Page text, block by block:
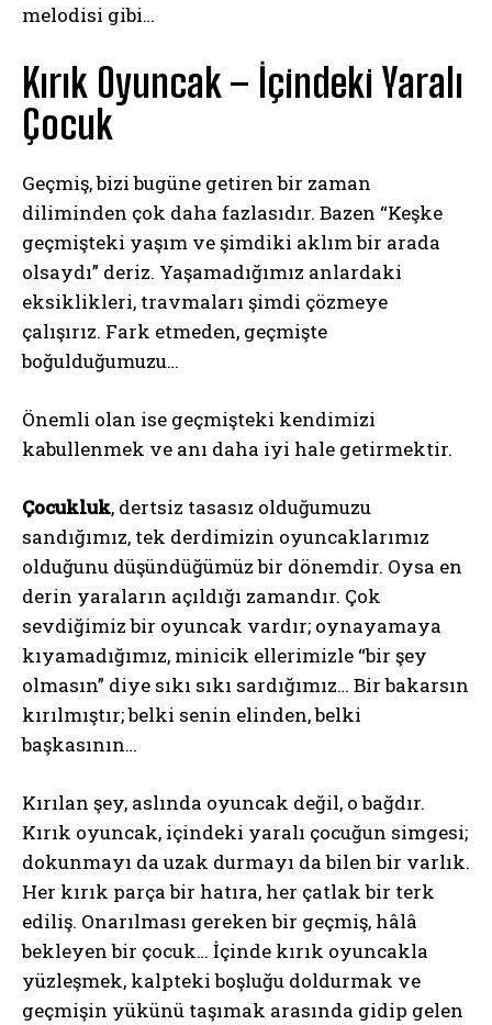
melodisi gibi…
Kırık Oyuncak – İçindeki Yaralı
Çocuk
Geçmiş, bizi bugüne getiren bir zaman
diliminden çok daha fazlasıdır. Bazen “Keşke
geçmişteki yaşım ve şimdiki aklım bir arada
olsaydı” deriz. Yaşamadığımız anlardaki
eksiklikleri, travmaları şimdi çözmeye
çalışırız. Fark etmeden, geçmişte
boğulduğumuzu…
Önemli olan ise geçmişteki kendimizi
kabullenmek ve anı daha iyi hale getirmektir.
Çocukluk, dertsiz tasasız olduğumuzu
sandığımız, tek derdimizin oyuncaklarımız
olduğunu düşündüğümüz bir dönemdir. Oysa en
derin yaraların açıldığı zamandır. Çok
sevdiğimiz bir oyuncak vardır; oynayamaya
kıyamadığımız, minicik ellerimizle “bir şey
olmasın” diye sıkı sıkı sardığımız… Bir bakarsın
kırılmıştır; belki senin elinden, belki
başkasının…
Kırılan şey, aslında oyuncak değil, o bağdır.
Kırık oyuncak, içindeki yaralı çocuğun simgesi;
dokunmayı da uzak durmayı da bilen bir varlık.
Her kırık parça bir hatıra, her çatlak bir terk
ediliş. Onarılması gereken bir geçmiş, hâlâ
bekleyen bir çocuk… İçinde kırık oyuncakla
yüzleşmek, kalpteki boşluğu doldurmak ve
geçmişin yükünü taşımak arasında gidip gelen